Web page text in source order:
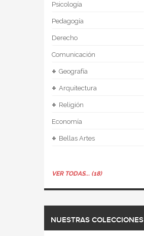
Psicología
Pedagogía
Derecho
Comunicación
+ Geografía
+ Arquitectura
+ Religión
Economía
+ Bellas Artes
VER TODAS... (18)
NUESTRAS COLECCIONES